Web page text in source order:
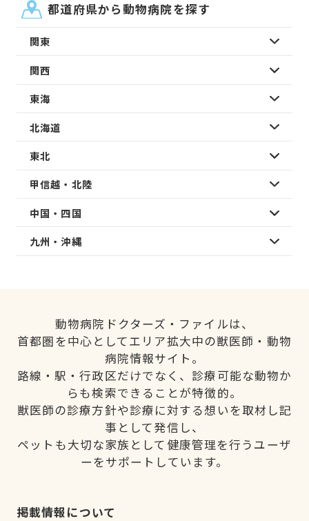
都道府県から動物病院を探す
関東
関西
東海
北海道
東北
甲信越・北陸
中国・四国
九州・沖縄
動物病院ドクターズ・ファイルは、
首都圏を中心としてエリア拡大中の獣医師・動物
病院情報サイト。
路線・駅・行政区だけでなく、診療可能な動物か
らも検索できることが特徴的。
獣医師の診療方針や診療に対する想いを取材し記
事として発信し、
ペットも大切な家族として健康管理を行うユーザ
ーをサポートしています。
掲載情報について